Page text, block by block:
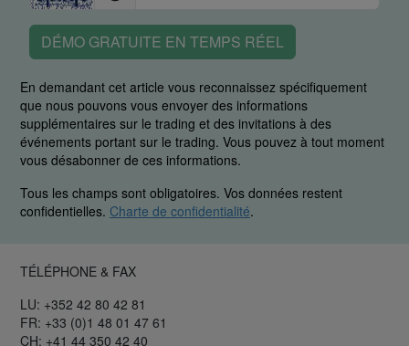
DÉMO GRATUITE EN TEMPS RÉEL
En demandant cet article vous reconnaissez spécifiquement
que nous pouvons vous envoyer des informations
supplémentaires sur le trading et des invitations à des
événements portant sur le trading. Vous pouvez à tout moment
vous désabonner de ces informations.
Tous les champs sont obligatoires. Vos données restent
confidentielles. Charte de confidentialité.
TÉLÉPHONE & FAX
LU: +352 42 80 42 81
FR: +33 (0)1 48 01 47 61
CH: +41 44 350 42 40